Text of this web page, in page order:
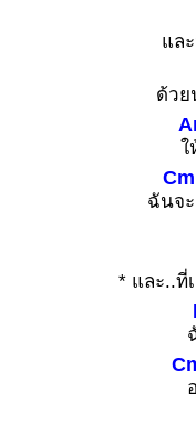
แล
ด้วย
ใ
ฉัน
Cm
จ
* และ..ที่เ